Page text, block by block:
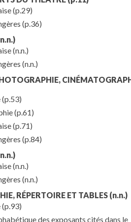
(p.29)
(p.36)
(n.n.)
(n.n.)
(p.53)
(p.61)
(p.71)
(p.84)
(n.n.)
(n.n.)
RÉPERTOIRE ET TABLES (n.n.)
(p.93)
des exposants cités dans le